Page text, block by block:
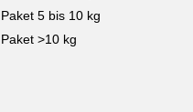
Paket 5 bis 10 kg
Paket >10 kg